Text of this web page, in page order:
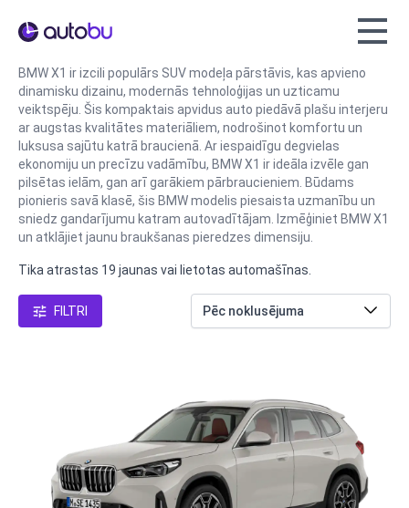
Autobu.eu
BMW X1 ir izcili populārs SUV modeļa pārstāvis, kas apvieno
dinamisku dizainu, modernās tehnoloģijas un uzticamu
veiktspēju. Šis kompaktais apvidus auto piedāvā plašu interjeru
ar augstas kvalitātes materiāliem, nodrošinot komfortu un
luksusa sajūtu katrā braucienā. Ar iespaidīgu degvielas
ekonomiju un precīzu vadāmību, BMW X1 ir ideāla izvēle gan
pilsētas ielām, gan arī garākiem pārbraucieniem. Būdams
pionieris savā klasē, šis BMW modelis piesaista uzmanību un
sniedz gandarījumu katram autovadītājam. Izmēģiniet BMW X1
un atklājiet jaunu braukšanas pieredzes dimensiju.
Tika atrastas 19 jaunas vai lietotas automašīnas.
FILTRI